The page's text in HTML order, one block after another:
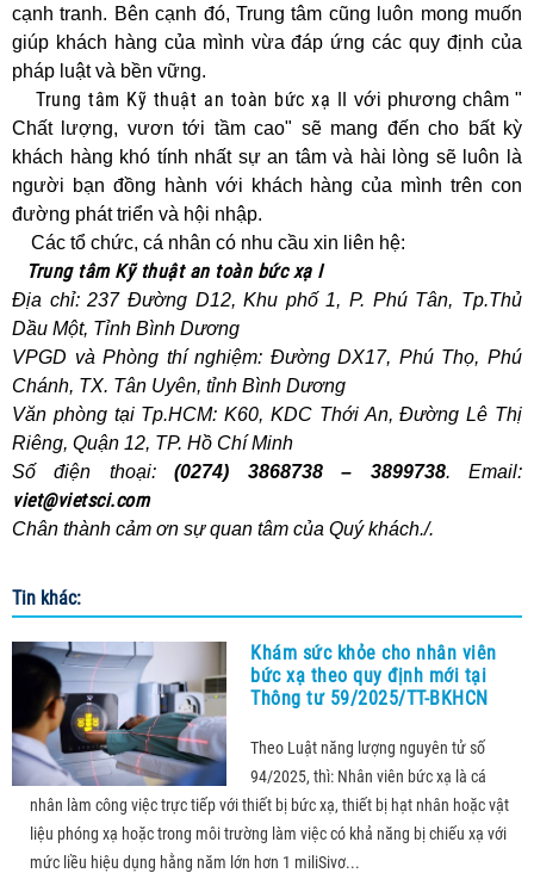
cạnh tranh. Bên cạnh đó, Trung tâm cũng luôn mong muốn
giúp khách hàng của mình vừa đáp ứng các quy định của
pháp luật và bền vững.
Trung tâm Kỹ thuật an toàn bức xạ II với phương châm "
Chất lượng, vươn tới tầm cao" sẽ mang đến cho bất kỳ
khách hàng khó tính nhất sự an tâm và hài lòng sẽ luôn là
người bạn đồng hành với khách hàng của mình trên con
đường phát triển và hội nhập.
Các tổ chức, cá nhân có nhu cầu xin liên hệ:
Trung tâm Kỹ thuật an toàn bức xạ I
Địa chỉ: 237 Đường D12, Khu phố 1, P. Phú Tân, Tp.Thủ
Dầu Một, Tỉnh Bình Dương
VPGD và Phòng thí nghiệm: Đường DX17, Phú Thọ, Phú
Chánh, TX. Tân Uyên, tỉnh Bình Dương
Văn phòng tại Tp.HCM: K60, KDC Thới An, Đường Lê Thị
Riêng, Quận 12, TP. Hồ Chí Minh
Số điện thoại:(0274) 3868738 – 3899738. Email:
viet@vietsci.com
Chân thành cảm ơn sự quan tâm của Quý khách./.
Tin khác:
Khám sức khỏe cho nhân viên
bức xạ theo quy định mới tại
Thông tư 59/2025/TT-BKHCN
Theo Luật năng lượng nguyên tử số
94/2025, thì: Nhân viên bức xạ là cá
nhân làm công việc trực tiếp với thiết bị bức xạ, thiết bị hạt nhân hoặc vật
liệu phóng xạ hoặc trong môi trường làm việc có khả năng bị chiếu xạ với
mức liều hiệu dụng hằng năm lớn hơn 1 miliSivơ...